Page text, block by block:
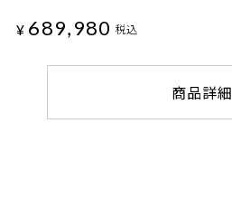
¥ 689,980 税込
商品詳細